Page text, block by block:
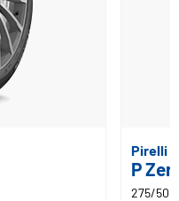
Pirelli
P
275/50